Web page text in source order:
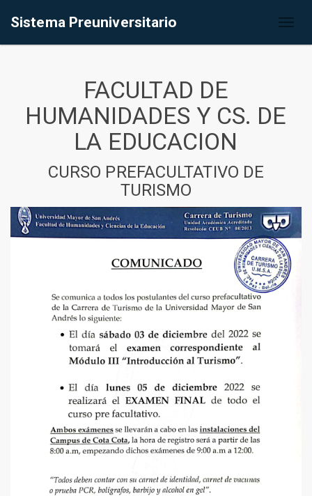
Sistema Preuniversitario
FACULTAD DE
HUMANIDADES Y CS. DE
LA EDUCACION
CURSO PREFACULTATIVO DE
TURISMO